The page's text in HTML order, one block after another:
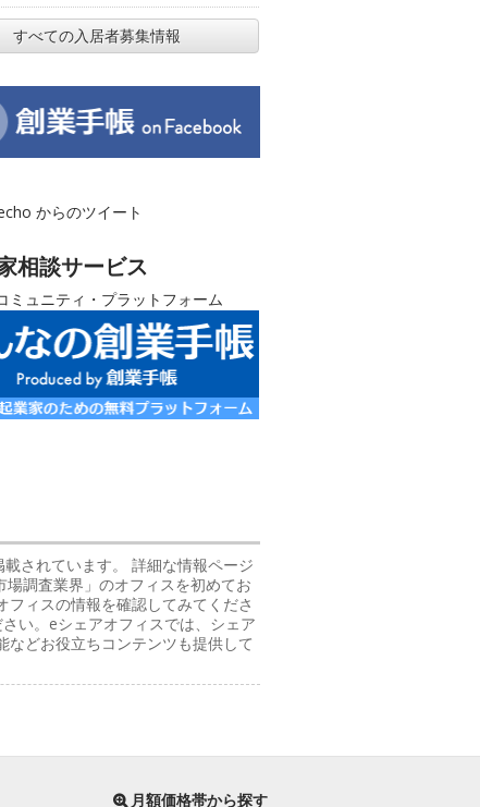
すべての入居者募集情報
からのツイート
相談サービス
ミュニティ・プラットフォーム
されています。 詳細な情報ページ
調査業界」のオフィスを初めてお
ィスの情報を確認してみてくださ
い。eシェアオフィスでは、シェア
どお役立ちコンテンツも提供して
月額価格帯から探す